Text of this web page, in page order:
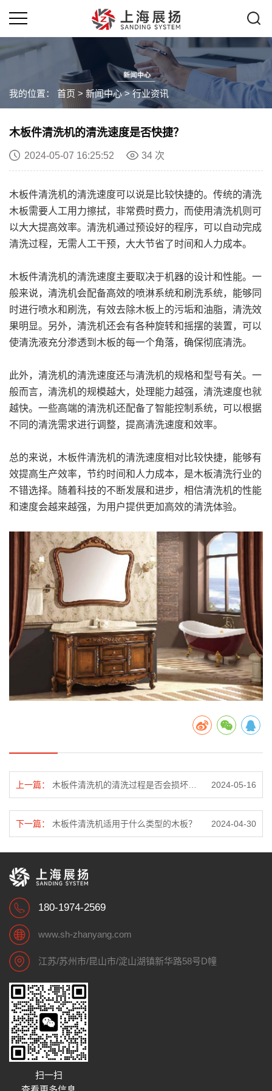
我的位置： 首页 > 新闻中心>行业资讯
木板件清洗机的清洗速度是否快捷？
2024-05-07 16:25:52 34 次
木板件清洗机的清洗速度可以说是比较快捷的。传统的清洗
木板需要人工用力擦拭，非常费时费力，而使用清洗机则可
以大大提高效率。清洗机通过预设好的程序，可以自动完成
清洗过程，无需人工干预，大大节省了时间和人力成本。
木板件清洗机的清洗速度主要取决于机器的设计和性能。一
般来说，清洗机会配备高效的喷淋系统和刷洗系统，能够同
时进行喷水和刷洗，有效去除木板上的污垢和油脂，清洗效
果明显。另外，清洗机还会有各种旋转和摇摆的装置，可以
使清洗液充分渗透到木板的每一个角落，确保彻底清洗。
此外，清洗机的清洗速度还与清洗机的规格和型号有关。一
般而言，清洗机的规模越大，处理能力越强，清洗速度也就
越快。一些高端的清洗机还配备了智能控制系统，可以根据
不同的清洗需求进行调整，提高清洗速度和效率。
总的来说，木板件清洗机的清洗速度相对比较快捷，能够有
效提高生产效率，节约时间和人力成本，是木板清洗行业的
不错选择。随着科技的不断发展和进步，相信清洗机的性能
和速度会越来越强，为用户提供更加高效的清洗体验。
上一篇： 木板件清洗机的清洗过程是否会损坏木板？ 2024-05-16
下一篇： 木板件清洗机适用于什么类型的木板？ 2024-04-30
180-1974-2569
www.sh-zhanyang.com
江苏/苏州市/昆山市/淀山湖镇新华路58号D幢
扫一扫